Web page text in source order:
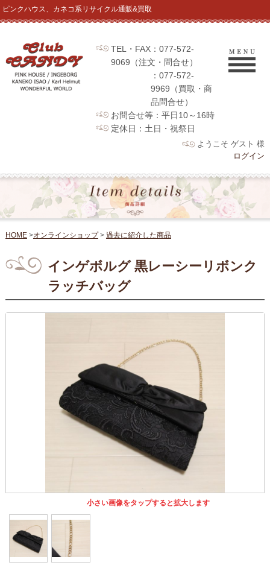
ピンクハウス、カネコ系リサイクル通販&買取
TEL・FAX：077-572-
9069（注文・問合せ）
：077-572-
9969（買取・商
品問合せ）
お問合せ等：平日10～16時
定休日：土日・祝祭日
ようこそ ゲスト 様
ログイン
HOME>オンラインショップ> 過去に紹介した商品
インゲボルグ 黒レーシーリボンク
ラッチバッグ
小さい画像をタップすると拡大します